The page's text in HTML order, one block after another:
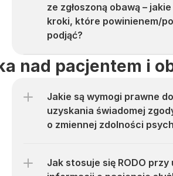
ze zgłoszoną obawą –
kroki, które powinienem/
podjąć?
nad pacjentem i
Jakie są wymogi prawne
uzyskania świadomej
o zmiennej zdolności
Jak stosuje się RODO